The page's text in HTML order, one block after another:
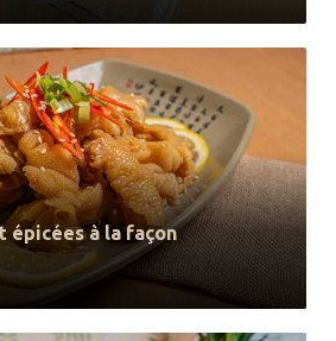
épicées à la façon